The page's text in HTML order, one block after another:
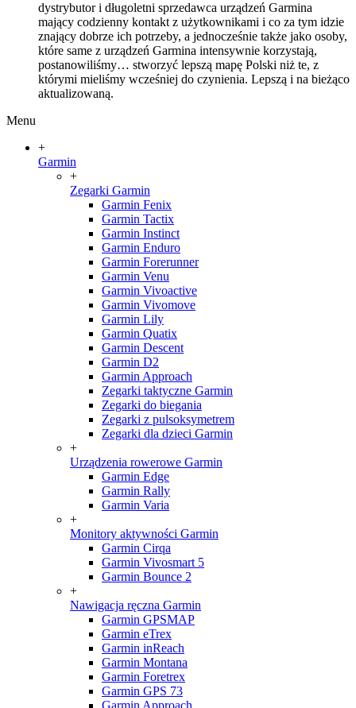
dystrybutor i długoletni sprzedawca urządzeń Garmina
mający codzienny kontakt z użytkownikami i co za tym idzie
znający dobrze ich potrzeby, a jednocześnie także jako osoby,
które same z urządzeń Garmina intensywnie korzystają,
postanowiliśmy… stworzyć lepszą mapę Polski niż te, z
którymi mieliśmy wcześniej do czynienia. Lepszą i na bieżąco
aktualizowaną.
Menu
+
Garmin
+
Zegarki Garmin
Garmin Fenix
Garmin Tactix
Garmin Instinct
Garmin Enduro
Garmin Forerunner
Garmin Venu
Garmin Vivoactive
Garmin Vivomove
Garmin Lily
Garmin Quatix
Garmin Descent
Garmin D2
Garmin Approach
Zegarki taktyczne Garmin
Zegarki do biegania
Zegarki z pulsoksymetrem
Zegarki dla dzieci Garmin
+
Urządzenia rowerowe Garmin
Garmin Edge
Garmin Rally
Garmin Varia
+
Monitory aktywności Garmin
Garmin Cirqa
Garmin Vivosmart 5
Garmin Bounce 2
+
Nawigacja ręczna Garmin
Garmin GPSMAP
Garmin eTrex
Garmin inReach
Garmin Montana
Garmin Foretrex
Garmin GPS 73
Garmin Approach